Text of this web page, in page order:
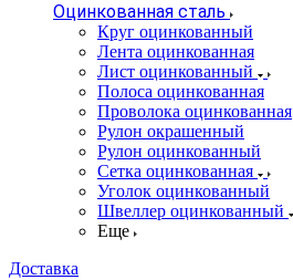
Оцинкованная сталь
Круг оцинкованный
Лента оцинкованная
Лист оцинкованный
Полоса оцинкованная
Проволока оцинкованная
Рулон окрашенный
Рулон оцинкованный
Сетка оцинкованная
Уголок оцинкованный
Швеллер оцинкованный
Еще
Доставка